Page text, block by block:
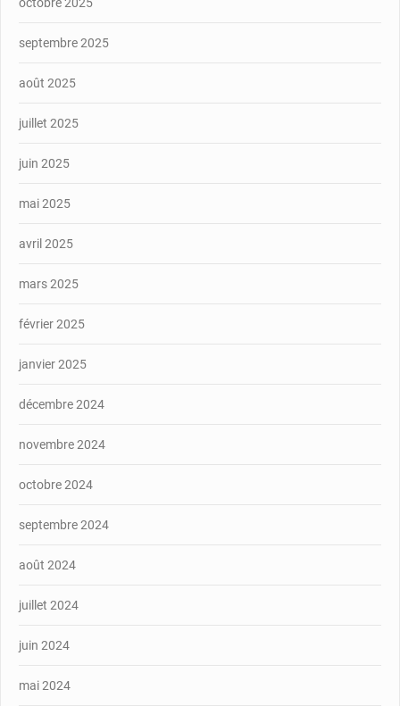
septembre 2025
août 2025
juillet 2025
juin 2025
mai 2025
avril 2025
mars 2025
février 2025
janvier 2025
décembre 2024
novembre 2024
octobre 2024
septembre 2024
août 2024
juillet 2024
juin 2024
mai 2024